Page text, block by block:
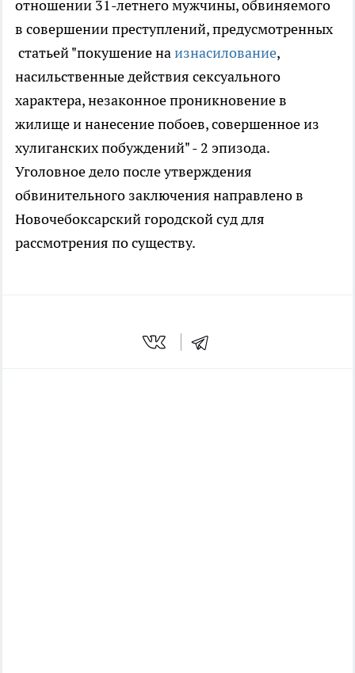
отношении 31-летнего мужчины, обвиняемого
в совершении преступлений, предусмотренных
статьей "покушение наизнасилование,
насильственные действия сексуального
характера, незаконное проникновение в
жилище и нанесение побоев, совершенное из
хулиганских побуждений" - 2 эпизода.
Уголовное дело после утверждения
обвинительного заключения направлено в
Новочебоксарский городской суд для
рассмотрения по существу.